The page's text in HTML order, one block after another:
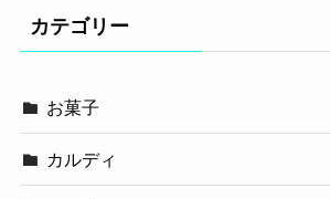
カテゴリー
お菓子
カルディ